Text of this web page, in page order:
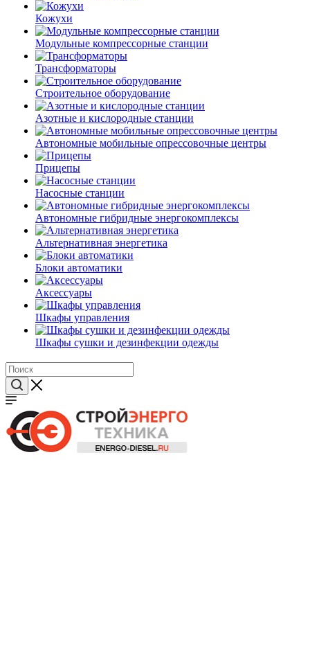
Кожухи
Модульные компрессорные станции
Трансформаторы
Строительное оборудование
Азотные и кислородные станции
Автономные мобильные опрессовочные центры
Прицепы
Насосные станции
Автономные гибридные энергокомплексы
Альтернативная энергетика
Блоки автоматики
Аксессуары
Шкафы управления
Шкафы сушки и дезинфекции одежды